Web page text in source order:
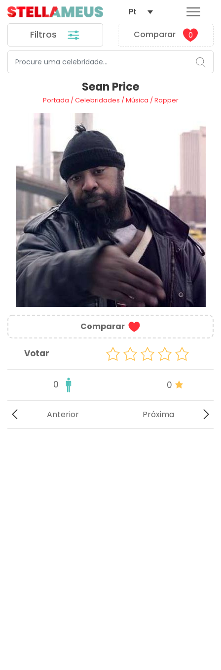
Filtros Comparar 0
Pt
Sean Price
Portada /Celebridades /Música /Rapper
Comparar
Votar
0 0
Próxima
Anterior